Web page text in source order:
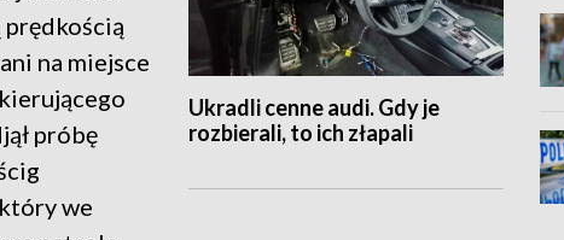
Ukradli cenne audi. Gdy je
rozbierali, to ich złapali
prędkością
na miejsce
próbę
we